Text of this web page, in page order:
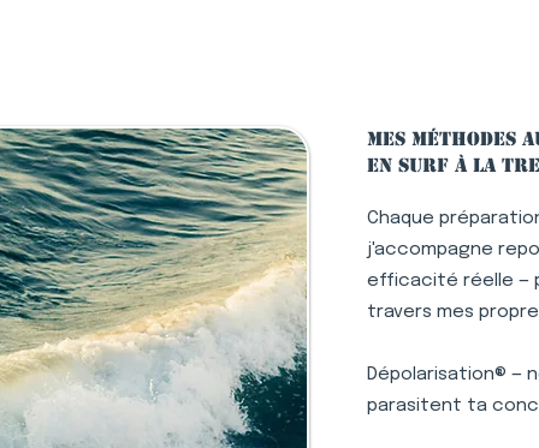
Mes méthodes
en surf à La
Chaque
j'accompagne
efficacité réelle —
travers mes
Dépolarisation® —
parasitent ta